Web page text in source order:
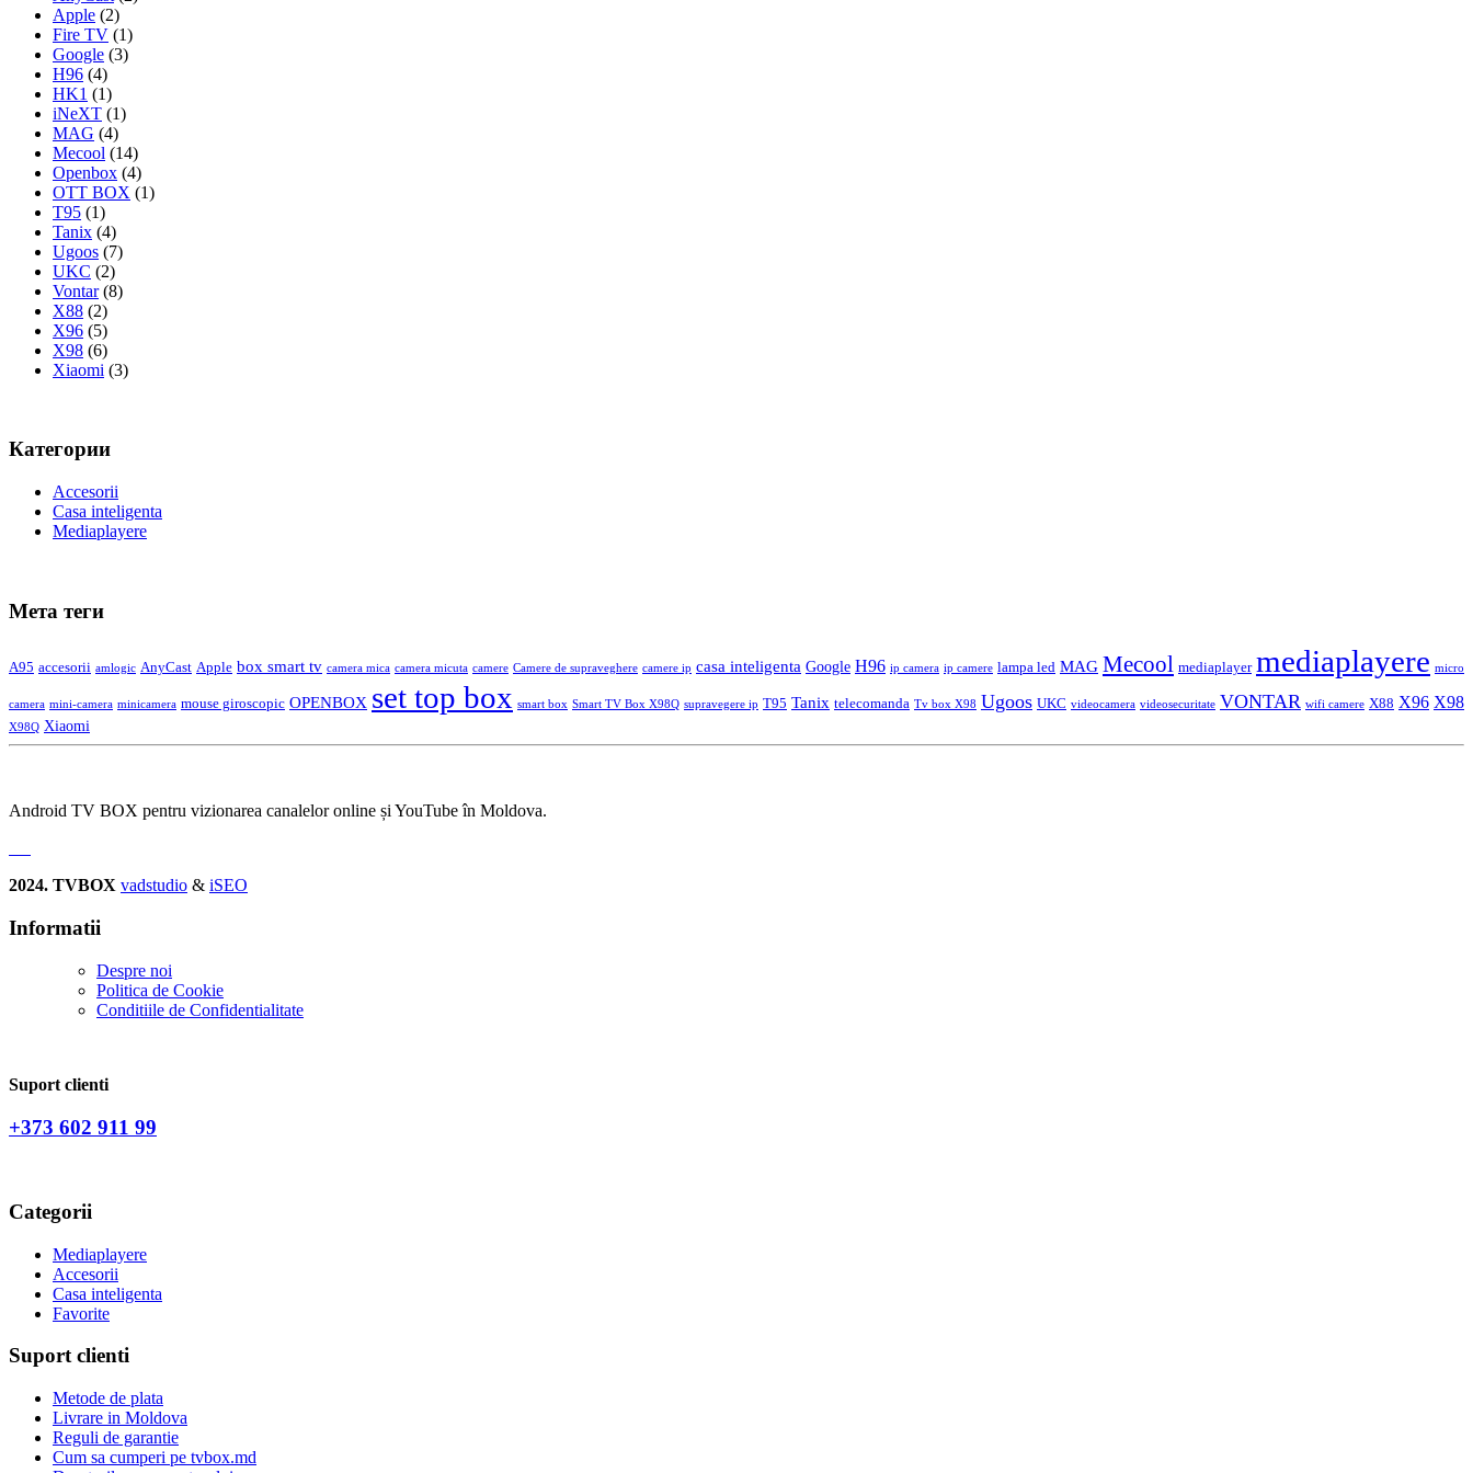
Apple (2)
Fire TV (1)
Google (3)
H96 (4)
HK1 (1)
iNeXT (1)
MAG (4)
Mecool (14)
Openbox (4)
OTT BOX (1)
T95 (1)
Tanix (4)
Ugoos (7)
UKC (2)
Vontar (8)
X88 (2)
X96 (5)
X98 (6)
Xiaomi (3)
Категории
Accesorii
Casa inteligenta
Mediaplayere
Мета теги
A95 accesorii amlogic AnyCast Apple box smart tv camera mica camera micuta camere Camere de supraveghere camere ip casa inteligenta Google H96 ip camera ip camere lampa led MAG Mecool mediaplayer mediaplayere micro
camera mini-camera minicamera mouse giroscopic OPENBOX set top box smart box Smart TV Box X98Q supravegere ip T95 Tanix telecomanda Tv box X98 Ugoos UKC videocamera videosecuritate VONTAR wifi camere X88 X96 X98
X98Q Xiaomi
Android TV BOX pentru vizionarea canalelor online și YouTube în Moldova.
2024. TVBOX vadstudio & iSEO
Informatii
Despre noi
Politica de Сookie
Conditiile de Confidentialitate
Suport clienti
+373 602 911 99
Categorii
Mediaplayere
Accesorii
Casa inteligenta
Favorite
Suport clienti
Metode de plata
Livrare in Moldova
Reguli de garantie
Cum sa cumperi pe tvbox.md